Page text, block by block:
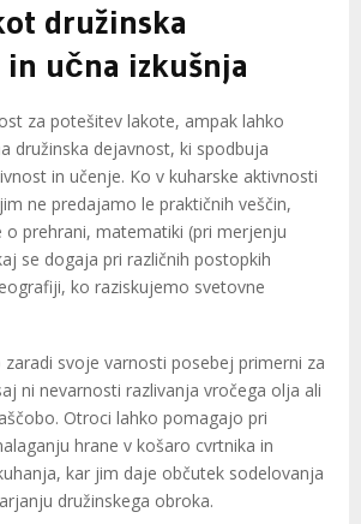
družinska
in učna izkušnja
za potešitev lakote, ampak lahko
družinska dejavnost, ki spodbuja
in učenje. Ko v kuharske aktivnosti
ne predajamo le praktičnih veščin,
o prehrani, matematiki (pri merjenju
se dogaja pri različnih postopkih
ko raziskujemo svetovne
zaradi svoje varnosti posebej primerni za
ni nevarnosti razlivanja vročega olja ali
Otroci lahko pomagajo pri
hrane v košaro cvrtnika in
kar jim daje občutek sodelovanja
družinskega obroka.